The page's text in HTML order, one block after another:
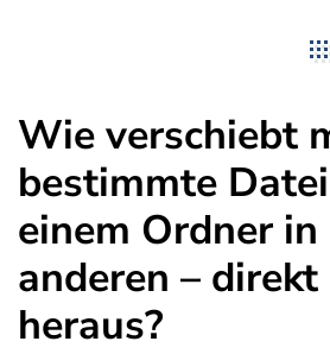
Wie verschiebt
bestimmte
einem Ordner in
anderen –
heraus?